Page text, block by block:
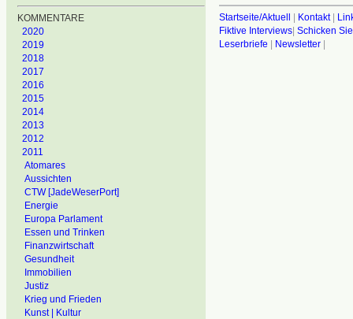
KOMMENTARE
2020
2019
2018
2017
2016
2015
2014
2013
2012
2011
Atomares
Aussichten
CTW [JadeWeserPort]
Energie
Europa Parlament
Essen und Trinken
Finanzwirtschaft
Gesundheit
Immobilien
Justiz
Krieg und Frieden
Kunst | Kultur
Startseite/Aktuell | Kontakt|
Fiktive Interviews| Schicken
Leserbriefe | Newsletter|